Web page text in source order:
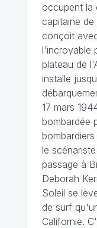
occupent la
capitaine
conçoit
l'incroyable
plateau de
installe
17 mars
bombardée
le
passage à
Deborah
Soleil se
de surf
Californie.